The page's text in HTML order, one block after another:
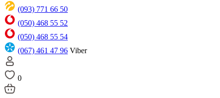
(093) 771 66 50
(050) 468 55 52
(050) 468 55 54
(067) 461 47 96 Viber
0